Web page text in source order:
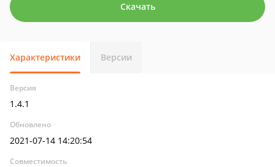
Скачать
Характеристики Версии
Версия
1.4.1
Обновлено
2021-07-14 14:20:54
Совместимость